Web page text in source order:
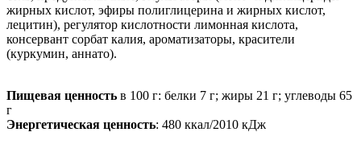
жирных кислот, эфиры полиглицерина и жирных кислот,
лецитин), регулятор кислотности лимонная кислота,
консервант сорбат калия, ароматизаторы, красители
(куркумин, аннато).
Пищевая ценность в 100 г: белки 7 г; жиры 21 г; углеводы 65
г
Энергетическая ценность: 480 ккал/2010 кДж